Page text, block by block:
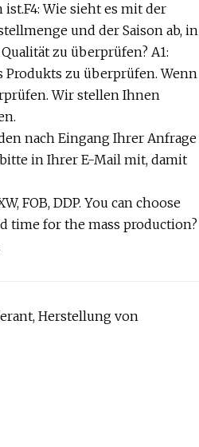
Wie sieht es mit der
und der Saison ab, in
zu überprüfen? A1:
Produkts zu überprüfen. Wenn
Wir stellen Ihnen
nach Eingang Ihrer Anfrage
in Ihrer E-Mail mit, damit
FOB, DDP. You can choose
time for the mass production?
Herstellung von